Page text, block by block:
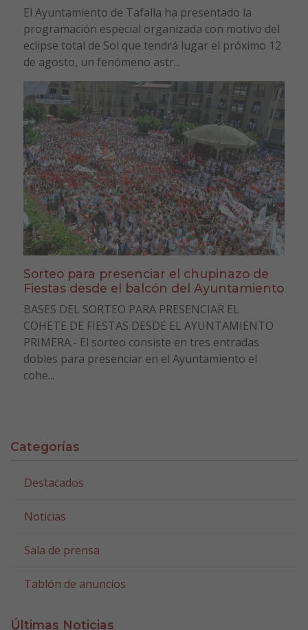
El Ayuntamiento de Tafalla ha presentado la
programación especial organizada con motivo del
eclipse total de Sol que tendrá lugar el próximo 12
de agosto, un fenómeno astr...
Sorteo para presenciar el chupinazo de
Fiestas desde el balcón del Ayuntamiento
BASES DEL SORTEO PARA PRESENCIAR EL
COHETE DE FIESTAS DESDE EL AYUNTAMIENTO
PRIMERA.- El sorteo consiste en tres entradas
dobles para presenciar en el Ayuntamiento el
cohe...
Categorías
Destacados
Noticias
Sala de prensa
Tablón de anuncios
Últimas Noticias